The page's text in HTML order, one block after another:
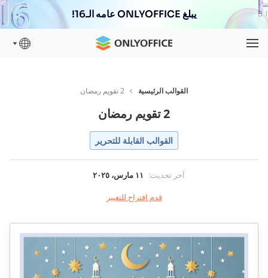
يبلغ ONLYOFFICE عامه الـ16!
القوالب الرئيسية 2 تقويم رمضان
2 تقويم رمضان
القوالب القابلة للتحرير
آخر تحديث: ١١ مارس، ٢٠٢٥
قدم اقتراح للتغيير